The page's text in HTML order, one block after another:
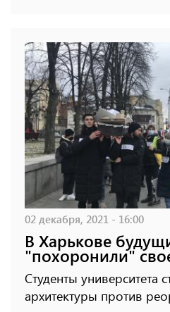
02 декабря, 2021 - 16:00
В Харькове
"похоронили"
Студенты университета
архитектуры против